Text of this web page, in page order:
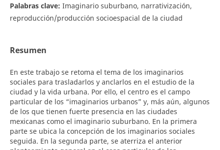
Palabras clave: Imaginario suburbano, narrativización,
reproducción/producción socioespacial de la ciudad
Resumen
En este trabajo se retoma el tema de los imaginarios
sociales para trasladarlos y anclarlos en el estudio de la
ciudad y la vida urbana. Por ello, el centro es el campo
particular de los “imaginarios urbanos” y, más aún, algunos
de los que tienen fuerte presencia en las ciudades
mexicanas como el imaginario suburbano. En la primera
parte se ubica la concepción de los imaginarios sociales
seguida. En la segunda parte, se aterriza el anterior